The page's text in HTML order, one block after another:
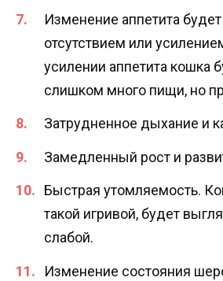
Изменение аппетита
отсутствием или
усилении аппетита кошка
слишком много пищи, но
Затрудненное дыхание и
Замедленный рост и
Быстрая утомляемость.
такой игривой, будет
слабой.
Изменение состояния